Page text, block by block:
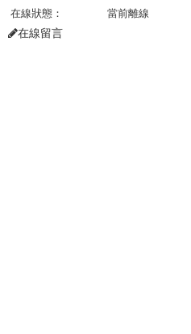
在線狀態：
當前離線
在線留言